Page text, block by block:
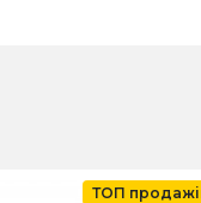
ТОП